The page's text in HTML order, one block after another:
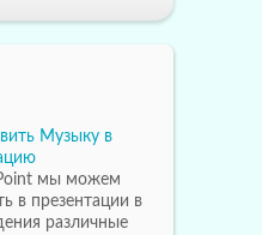
Музыку в
мы можем
в презентации в
различные